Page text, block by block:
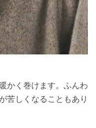
かく巻けます。ふんわ
苦しくなることもあり